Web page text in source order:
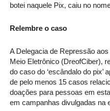
botei naquele Pix, caiu no
Relembre o caso
A Delegacia de Repressão
Meio Eletrônico (DreofCiber),
do caso do ‘escândalo do pix’
de pelo menos 15 casos
doações para pessoas em
em campanhas divulgadas na